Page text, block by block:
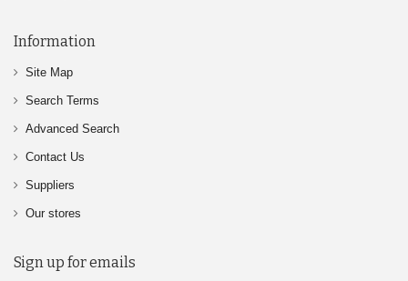
Information
Site Map
Search Terms
Advanced Search
Contact Us
Suppliers
Our stores
Sign up for emails